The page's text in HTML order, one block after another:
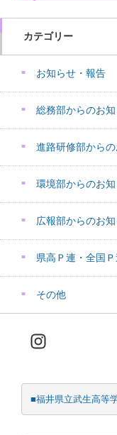
カテゴリー
お知らせ・報告
総務部からのお
進路研修部から
環境部からのお
広報部からのお
県高Ｐ連・全国
その他
Instagram
■福井県立武生高等